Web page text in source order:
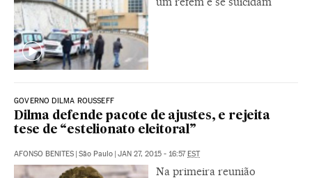
GOVERNO DILMA ROUSSEFF
Dilma defende pacote de ajustes, e rejeita
tese de “estelionato eleitoral”
AFONSO BENITES | São Paulo | JAN 27, 2015 - 16:57EST
Na primeira reunião